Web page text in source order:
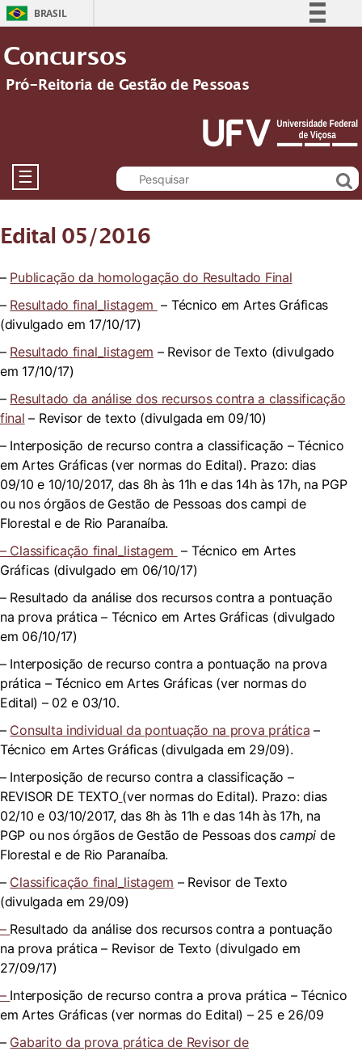
BRASIL
Participe
Legislação
Concursos
Pró-Reitoria de Gestão de Pessoas
☰
Edital 05/2016
– Publicação da homologação do Resultado Final
– Resultado final_listagem – Técnico em Artes Gráficas
(divulgado em 17/10/17)
– Resultado final_listagem – Revisor de Texto (divulgado
em 17/10/17)
– Resultado da análise dos recursos contra a classificação
final – Revisor de texto (divulgada em 09/10)
– Interposição de recurso contra a classificação – Técnico
em Artes Gráficas (ver normas do Edital). Prazo: dias
09/10 e 10/10/2017, das 8h às 11h e das 14h às 17h, na PGP
ou nos órgãos de Gestão de Pessoas dos campi de
Florestal e de Rio Paranaíba.
– Classificação final_listagem – Técnico em Artes
Gráficas (divulgado em 06/10/17)
– Resultado da análise dos recursos contra a pontuação
na prova prática – Técnico em Artes Gráficas (divulgado
em 06/10/17)
– Interposição de recurso contra a pontuação na prova
prática – Técnico em Artes Gráficas (ver normas do
Edital) – 02 e 03/10.
– Consulta individual da pontuação na prova prática –
Técnico em Artes Gráficas (divulgada em 29/09).
– Interposição de recurso contra a classificação –
REVISOR DE TEXTO (ver normas do Edital). Prazo: dias
02/10 e 03/10/2017, das 8h às 11h e das 14h às 17h, na
PGP ou nos órgãos de Gestão de Pessoas doscampi de
Florestal e de Rio Paranaíba.
– Classificação final_listagem – Revisor de Texto
(divulgada em 29/09)
– Resultado da análise dos recursos contra a pontuação
na prova prática – Revisor de Texto (divulgado em
27/09/17)
– Interposição de recurso contra a prova prática – Técnico
em Artes Gráficas (ver normas do Edital) – 25 e 26/09
– Gabarito da prova prática de Revisor de